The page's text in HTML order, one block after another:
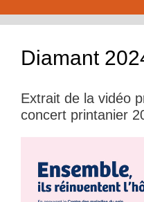
Diamant
Extrait de la vidéo
concert printanier